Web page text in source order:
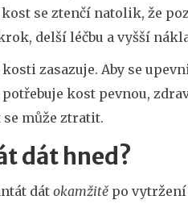
se ztenčí natolik, že
delší léčbu a vyšší
zasazuje. Aby se
kost pevnou,
může ztratit.
dát hned?
dát okamžitě po vytržení